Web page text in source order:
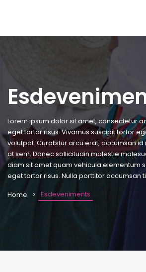
Lorem ipsum dolor sit amet, consectetur
eget tortor risus. Vivamus suscipit tortor
volutpat. Curabitur arcu erat, accumsan
at sem. Donec sollicitudin molestie
diam sit amet quam vehicula elementum
eget tortor risus. Nulla porttitor accumsan
Home
Esdeveniments